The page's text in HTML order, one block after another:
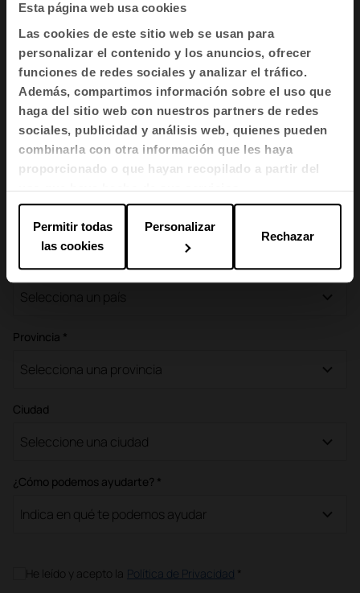
Esta página web usa cookies
Las cookies de este sitio web se usan para
personalizar el contenido y los anuncios, ofrecer
funciones de redes sociales y analizar el tráfico.
Además, compartimos información sobre el uso que
haga del sitio web con nuestros partners de redes
sociales, publicidad y análisis web, quienes pueden
combinarla con otra información que les haya
proporcionado o que hayan recopilado a partir del
uso que haya hecho de sus servicios.
Permitir todas
las cookies
Personalizar
Rechazar
Apellidos *
Empresa/Organización *
Email *
País *
Selecciona un país
Provincia *
Selecciona una provincia
Ciudad
Seleccione una ciudad
¿Cómo podemos ayudarte? *
Indica en qué te podemos ayudar
He leído y acepto la Política de Privacidad *